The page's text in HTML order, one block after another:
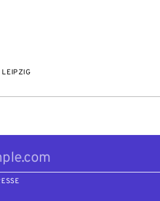
LEIPZIG